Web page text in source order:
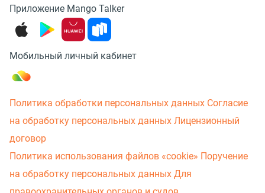
Приложение Mango Talker
Мобильный личный кабинет
Политика обработки персональных данных Согласие
на обработку персональных данных Лицензионный
договор
Политика использования файлов «cookie» Поручение
на обработку персональных данных Для